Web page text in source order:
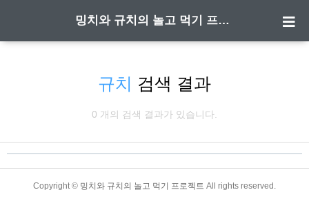
밍치와 규치의 놀고 먹기 프로젝트
규치 검색 결과
0 개의 검색 결과가 있습니다.
Copyright © 밍치와 규치의 놀고 먹기 프로젝트 All rights reserved.
TistoryWhaleSkin3.4